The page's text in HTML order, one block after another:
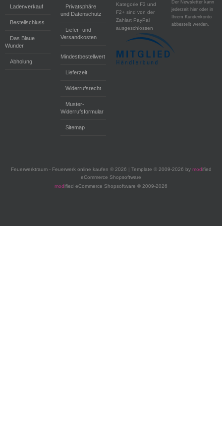
Ladenverkauf
Bestellschluss
Das Blaue
Wunder
Abholung
Privatsphäre
und Datenschutz
Liefer- und
Versandkosten
Mindestbestellwert
Lieferzeit
Widerrufsrecht
Muster-
Widerrufsformular
Sitemap
Kategorie F3 und
F2+ sind von der
Zahlart PayPal
ausgeschlossen
Der Newsletter kann
jederzeit hier oder in
Ihrem Kundenkonto
abbestellt werden.
Feuerwerktraum - Feuerwerk online kaufen © 2026 | Template © 2009-2026 by modified
eCommerce Shopsoftware
modified eCommerce Shopsoftware © 2009-2026